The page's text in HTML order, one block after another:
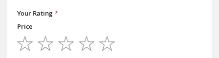
Your Rating
Price